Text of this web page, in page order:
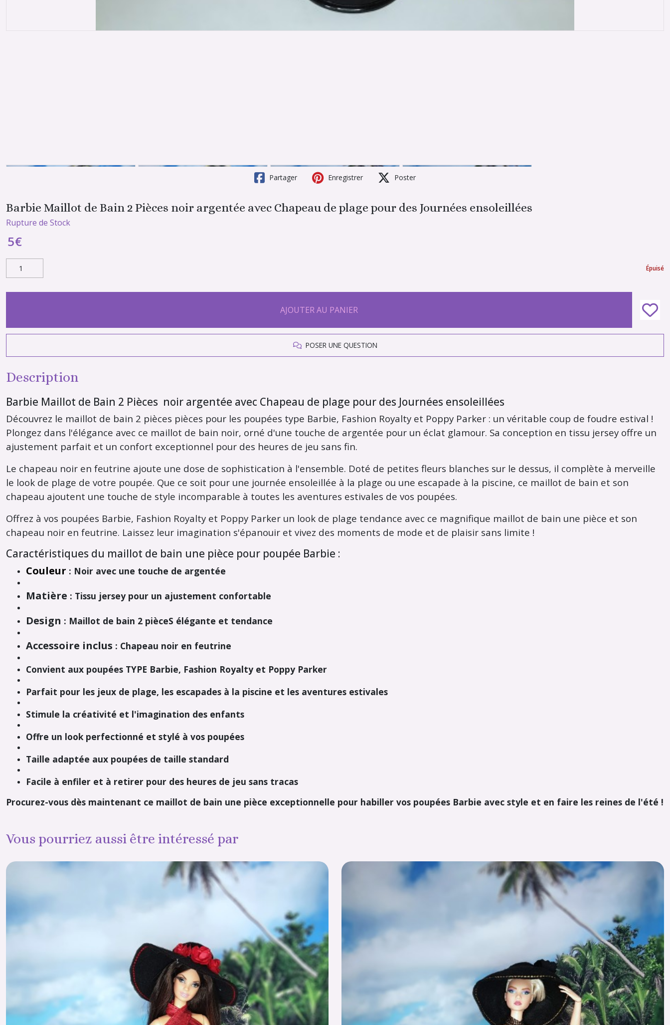
Partager Enregistrer Poster
Barbie Maillot de Bain 2 Pièces noir argentée avec Chapeau de plage pour des Journées ensoleillées
Rupture de Stock
5€
Épuisé
AJOUTER AU PANIER
POSER UNE QUESTION
Description
Barbie Maillot de Bain 2 Pièces noir argentée avec Chapeau de plage pour des Journées ensoleillées
Découvrez le maillot de bain 2 pièces pièces pour les poupées type Barbie, Fashion Royalty et Poppy Parker : un véritable coup de foudre estival !
Plongez dans l'élégance avec ce maillot de bain noir, orné d'une touche de argentée pour un éclat glamour. Sa conception en tissu jersey offre un
ajustement parfait et un confort exceptionnel pour des heures de jeu sans fin.
Le chapeau noir en feutrine ajoute une dose de sophistication à l'ensemble. Doté de petites fleurs blanches sur le dessus, il complète à merveille
le look de plage de votre poupée. Que ce soit pour une journée ensoleillée à la plage ou une escapade à la piscine, ce maillot de bain et son
chapeau ajoutent une touche de style incomparable à toutes les aventures estivales de vos poupées.
Offrez à vos poupées Barbie, Fashion Royalty et Poppy Parker un look de plage tendance avec ce magnifique maillot de bain une pièce et son
chapeau noir en feutrine. Laissez leur imagination s'épanouir et vivez des moments de mode et de plaisir sans limite !
Caractéristiques du maillot de bain une pièce pour poupée Barbie :
Couleur : Noir avec une touche de argentée
Matière : Tissu jersey pour un ajustement confortable
Design : Maillot de bain 2 pièceS élégante et tendance
Accessoire inclus : Chapeau noir en feutrine
Convient aux poupées TYPE Barbie, Fashion Royalty et Poppy Parker
Parfait pour les jeux de plage, les escapades à la piscine et les aventures estivales
Stimule la créativité et l'imagination des enfants
Offre un look perfectionné et stylé à vos poupées
Taille adaptée aux poupées de taille standard
Facile à enfiler et à retirer pour des heures de jeu sans tracas
Procurez-vous dès maintenant ce maillot de bain une pièce exceptionnelle pour habiller vos poupées Barbie avec style et en faire les reines de l'été !
Vous pourriez aussi être intéressé par